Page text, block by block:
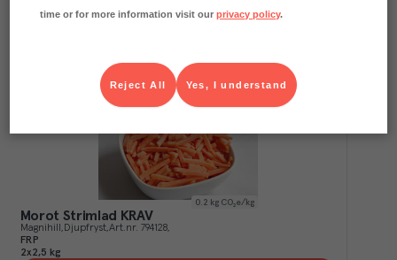
0.2 kg CO₂e/kg
Morot Strimlad KRAV
Magnihill Djupfryst Art.nr. 794128
FRP
2x2,5 kg
time or for more information visit ourprivacy policy.
Yes, I understand
Reject All